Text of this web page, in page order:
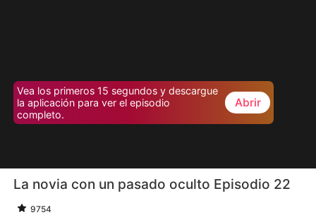
Vea los primeros 15 segundos y descargue
la aplicación para ver el episodio
completo.
Abrir
La novia con un pasado oculto Episodio 22
9754